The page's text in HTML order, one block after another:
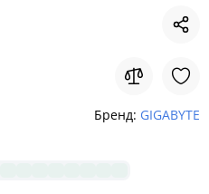
Бренд: GIGABYTE